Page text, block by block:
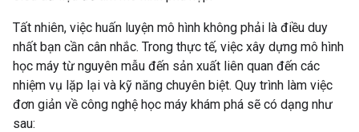
Tất nhiên, việc huấn luyện mô hình không phải là điều duy
nhất bạn cần cân nhắc. Trong thực tế, việc xây dựng mô hình
học máy từ nguyên mẫu đến sản xuất liên quan đến các
nhiệm vụ lặp lại và kỹ năng chuyên biệt. Quy trình làm việc
đơn giản về công nghệ học máy khám phá sẽ có dạng như
sau: